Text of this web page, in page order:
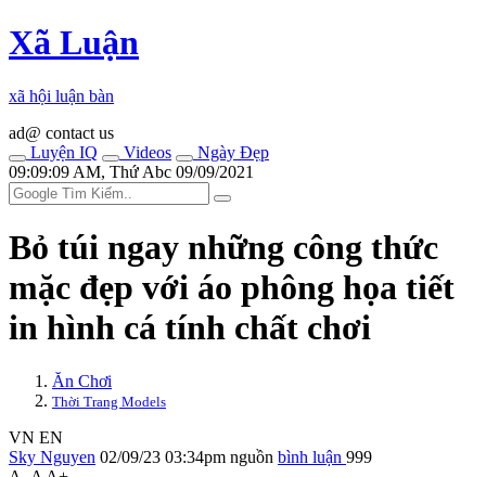
Xã Luận
xã hội luận bàn
ad@ contact us
Luyện IQ
Videos
Ngày Đẹp
09:09:09 AM, Thứ Abc 09/09/2021
Bỏ túi ngay những công thức
mặc đẹp với áo phông họa tiết
in hình cá tính chất chơi
Ăn Chơi
Thời Trang Models
VN EN
Sky Nguyen 02/09/23 03:34pm nguồn bình luận 999